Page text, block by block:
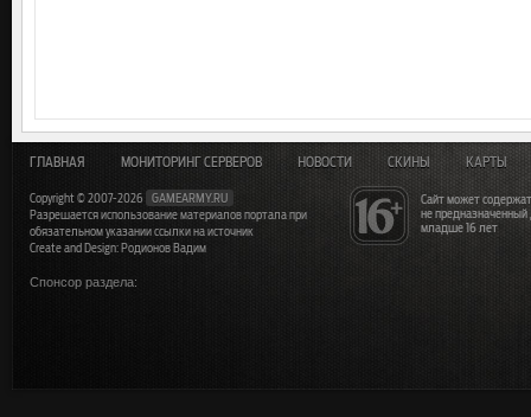
Сайт может
не
младше 16 лет
ГЛАВНАЯ МОНИТОРИНГ СЕРВЕРОВ НОВОСТИ СКИНЫ КАРТЫ
Copyright © 2007-2026
GAMEARMY.RU
Разрешается использование материалов портала при
обязательном указании ссылки на источник
Create and Design: Родионов Вадим
Спонсор раздела: